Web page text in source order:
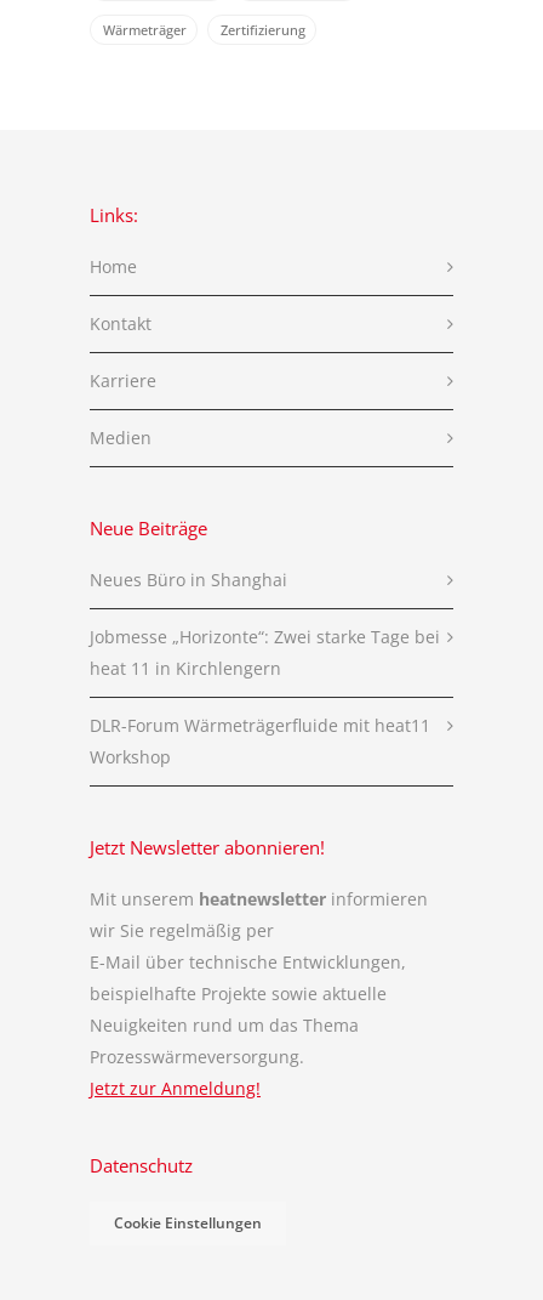
Wärmeträger Zertifizierung
Links:
Home
Kontakt
Karriere
Medien
Neue Beiträge
Neues Büro in Shanghai
Jobmesse „Horizonte“: Zwei starke Tage bei
heat 11 in Kirchlengern
DLR-Forum Wärmeträgerfluide mit heat11
Workshop
Jetzt Newsletter abonnieren!
Mit unserem heatnewsletter informieren
wir Sie regelmäßig per
E-Mail über technische Entwicklungen,
beispielhafte Projekte sowie aktuelle
Neuigkeiten rund um das Thema
Prozesswärmeversorgung.
Jetzt zur Anmeldung!
Datenschutz
Cookie Einstellungen